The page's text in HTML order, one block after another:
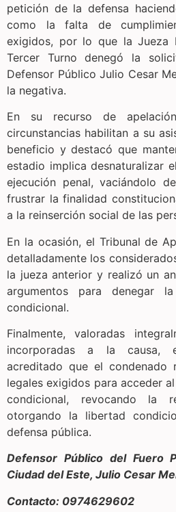
petición de la defensa
como la falta de
exigidos, por lo que la Jueza
Tercer Turno denegó la
Defensor Público Julio Cesar
la negativa.
En su recurso de
circunstancias habilitan a su
beneficio y destacó que
estadio implica desnaturalizar
ejecución penal, vaciándolo
frustrar la finalidad
a la reinserción social de las
En la ocasión, el Tribunal de
detalladamente los
la jueza anterior y realizó un
argumentos para denegar
condicional.
Finalmente, valoradas
incorporadas a la causa,
acreditado que el condenado
legales exigidos para acceder
condicional, revocando la
otorgando la libertad
defensa pública.
Defensor Público del Fuero
Ciudad del Este, Julio Cesar
Contacto: 0974629602